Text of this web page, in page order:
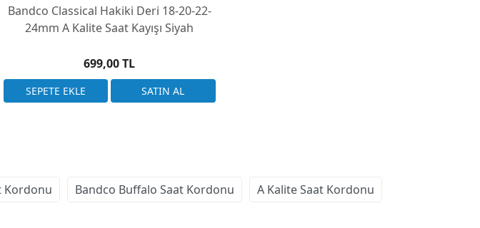
Bandco Classical Hakiki Deri 18-20-22-
24mm A Kalite Saat Kayışı Siyah
699,00 TL
Kordonu Bandco Buffalo Saat Kordonu A Kalite Saat Kordonu